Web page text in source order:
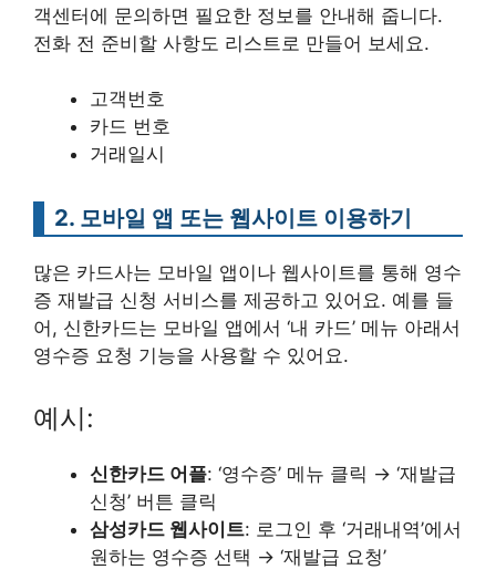
객센터에 문의하면 필요한 정보를 안내해 줍니다.
전화 전 준비할 사항도 리스트로 만들어 보세요.
고객번호
카드 번호
거래일시
2. 모바일 앱 또는 웹사이트 이용하기
많은 카드사는 모바일 앱이나 웹사이트를 통해 영수
증 재발급 신청 서비스를 제공하고 있어요. 예를 들
어, 신한카드는 모바일 앱에서 ‘내 카드’ 메뉴 아래서
영수증 요청 기능을 사용할 수 있어요.
예시:
신한카드 어플: ‘영수증’ 메뉴 클릭 → ‘재발급
신청’ 버튼 클릭
삼성카드 웹사이트: 로그인 후 ‘거래내역’에서
원하는 영수증 선택 → ‘재발급 요청’